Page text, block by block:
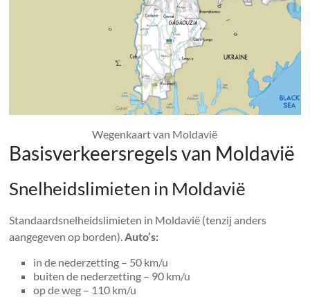
Wegenkaart van Moldavië
Basisverkeersregels van Moldavië
Snelheidslimieten in Moldavië
Standaardsnelheidslimieten in Moldavië (tenzij anders
aangegeven op borden).Auto’s:
in de nederzetting – 50 km/u
buiten de nederzetting – 90 km/u
op de weg – 110 km/u